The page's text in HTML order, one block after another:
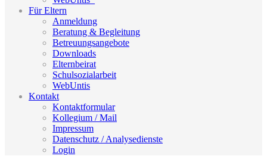
Für Eltern
Anmeldung
Beratung & Begleitung
Betreuungsangebote
Downloads
Elternbeirat
Schulsozialarbeit
WebUntis
Kontakt
Kontaktformular
Kollegium / Mail
Impressum
Datenschutz / Analysedienste
Login